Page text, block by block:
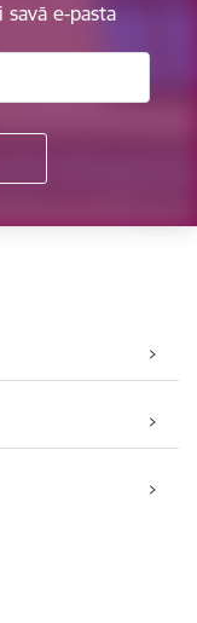
savā e-pasta